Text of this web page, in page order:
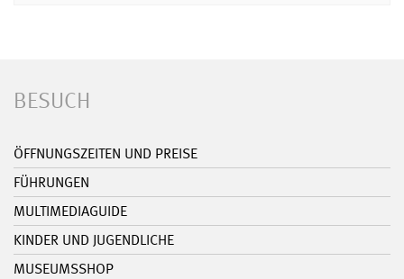
BESUCH
ÖFFNUNGSZEITEN UND PREISE
FÜHRUNGEN
MULTIMEDIAGUIDE
KINDER UND JUGENDLICHE
MUSEUMSSHOP